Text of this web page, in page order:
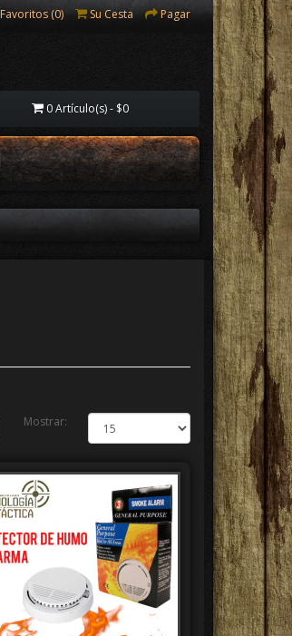
Favoritos (0) Su Cesta Pagar
0 Artículo(s) - $0
Mostrar: